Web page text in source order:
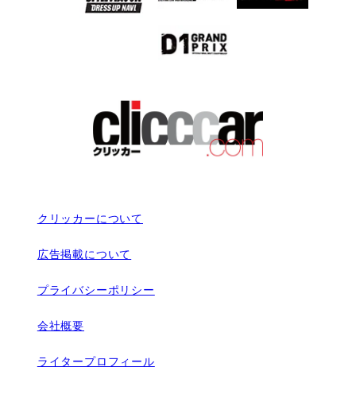
クリッカーについて
広告掲載について
プライバシーポリシー
会社概要
ライタープロフィール